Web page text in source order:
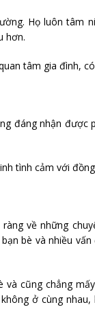
Họ luôn tâm
hơn.
tâm gia đình,
đáng nhận được
tình cảm với
về những
bè và nhiều
và cũng chẳng
ở cùng